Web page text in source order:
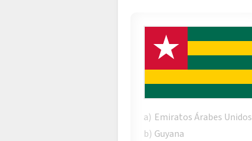
a) Emiratos Árabes Unidos
b) Guyana